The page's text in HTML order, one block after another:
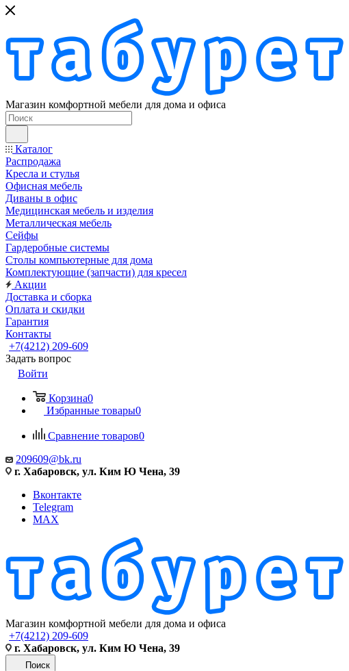
Магазин комфортной мебели для дома и офиса
Каталог
Распродажа
Кресла и стулья
Офисная мебель
Диваны в офис
Медицинская мебель и изделия
Металлическая мебель
Сейфы
Гардеробные системы
Столы компьютерные для дома
Комплектующие (запчасти) для кресел
Акции
Доставка и сборка
Оплата и скидки
Гарантия
Контакты
+7(4212) 209-609
Задать вопрос
Войти
Корзина0
Избранные товары0
Сравнение товаров0
209609@bk.ru
г. Хабаровск, ул. Ким Ю Чена, 39
Вконтакте
Telegram
MAX
Магазин комфортной мебели для дома и офиса
+7(4212) 209-609
г. Хабаровск, ул. Ким Ю Чена, 39
Поиск